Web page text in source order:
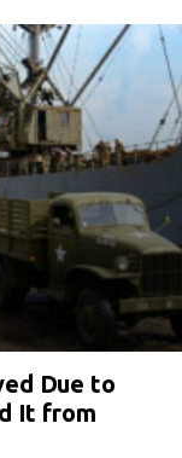
Due to
It from